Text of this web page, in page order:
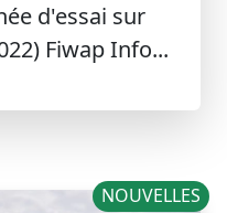
d'essai sur
Fiwap Info...
NOUVELLES